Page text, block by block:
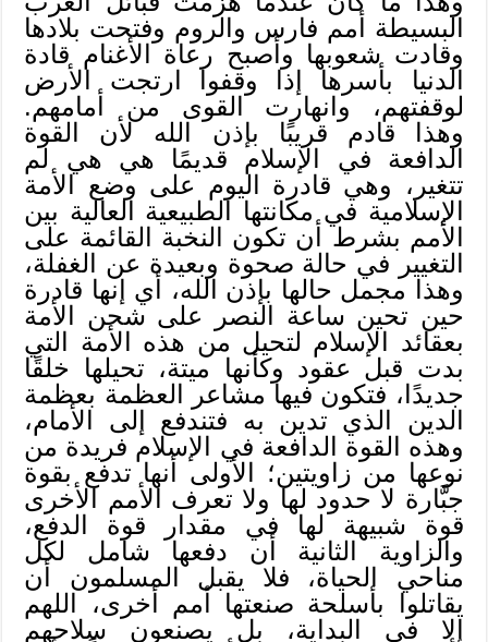
البسيطة أمم فارس والروم وفتحت بلادها
وقادت شعوبها وأصبح رعاة الأغنام قادة
الدنيا بأسرها إذا وقفوا ارتجت الأرض
لوقفتهم، وانهارت القوى من أمامهم.
وهذا قادم قريبًا بإذن الله لأن القوة
الدافعة في الإسلام قديمًا هي هي لم
تتغير، وهي قادرة اليوم على وضع الأمة
الإسلامية في مكانتها الطبيعية العالية بين
الأمم بشرط أن تكون النخبة القائمة على
التغيير في حالة صحوة وبعيدة عن الغفلة،
وهذا مجمل حالها بإذن الله، أي إنها قادرة
حين تحين ساعة النصر على شحن الأمة
بعقائد الإسلام لتحيل من هذه الأمة التي
بدت قبل عقود وكأنها ميتة، تحيلها خلقًا
جديدًا، فتكون فيها مشاعر العظمة بعظمة
الدين الذي تدين به فتندفع إلى الأمام،
وهذه القوة الدافعة في الإسلام فريدة من
نوعها من زاويتين؛ الأولى أنها تدفع بقوة
جبَّارة لا حدود لها ولا تعرف الأمم الأخرى
قوة شبيهة لها في مقدار قوة الدفع،
والزاوية الثانية أن دفعها شامل لكل
مناحي الحياة، فلا يقبل المسلمون أن
يقاتلوا بأسلحة صنعتها أمم أخرى، اللهم
إلا في البداية، بل يصنعون سلاحهم